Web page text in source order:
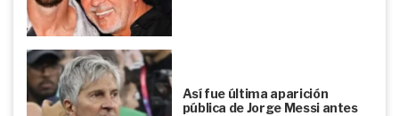
Así fue última aparición
pública de Jorge Messi antes